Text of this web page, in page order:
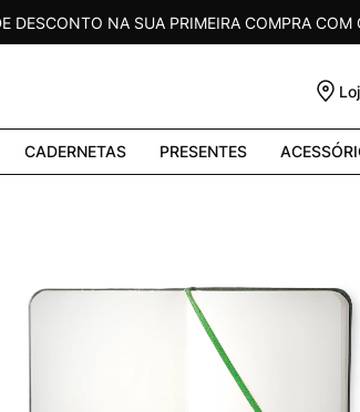
DESCONTO NA SUA PRIMEIRA COMPRA COM
CADERNETAS PRESENTES